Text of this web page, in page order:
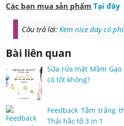
Các bạn mua sản phẩm Tại đây
Câu trả lời:Kem nice day có
Bài liên quan
Sữa rửa mặt Mầm
có tốt không?
Feedback Tắm trắng
Thải hắc tố 3 in 1